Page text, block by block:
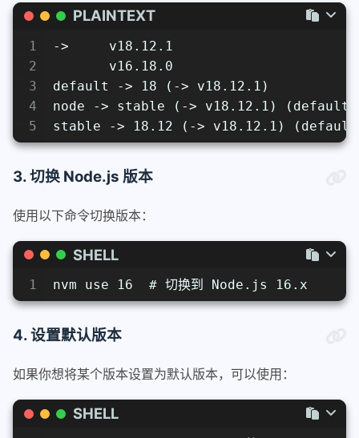
PLAINTEXT
1
2
3
4
5
->     v18.12.1
       v16.18.0
default -> 18 (-> v18.12.1)
node -> stable (-> v18.12.1) (default)
stable -> 18.12 (-> v18.12.1)
3. 切换 Node.js 版本
使用以下命令切换版本：
SHELL
1 nvm use 16  # 切换到 Node.js 16.x
4. 设置默认版本
如果你想将某个版本设置为默认版本，可以使用：
SHELL